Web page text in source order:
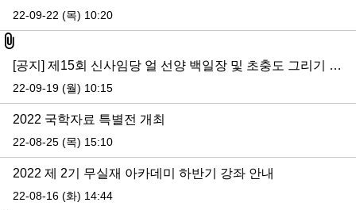
22-09-22 (목) 10:20
첨부파일
[공지] 제15회 신사임당 얼 선양 백일장 및 초충도 그리기 대회 참가 신청 안내
22-09-19 (월) 10:15
2022 국학자료 특별전 개최
22-08-25 (목) 15:10
2022 제 2기 무실재 아카데미 하반기 강좌 안내
22-08-16 (화) 14:44